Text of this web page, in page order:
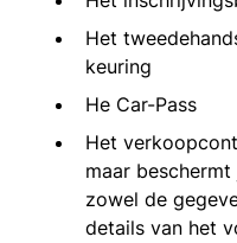
Het
keuring
He Car-Pass
Het
maar
zowel de
details van het